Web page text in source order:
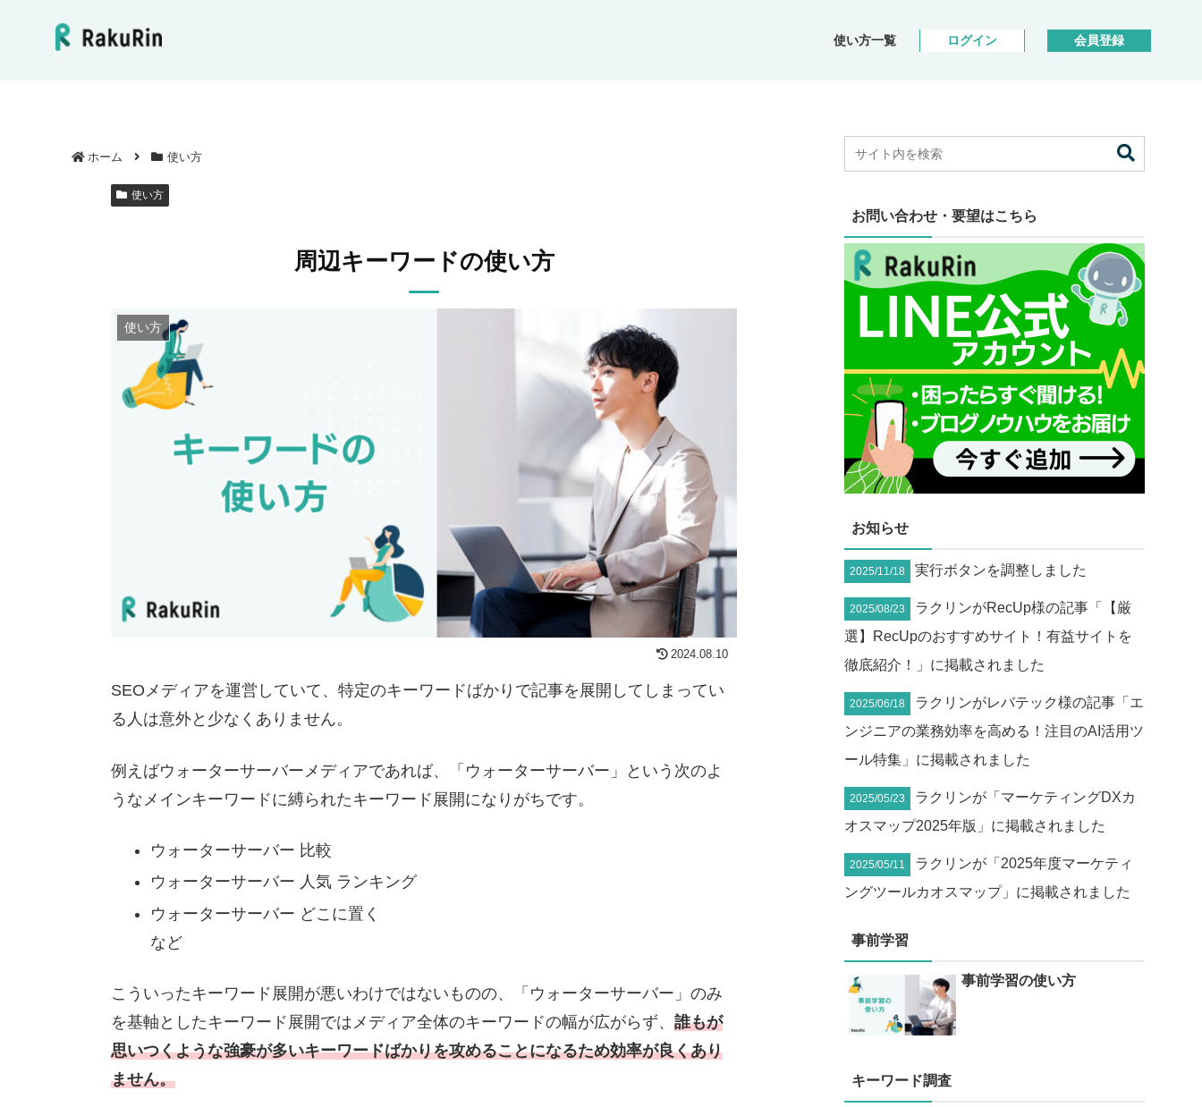
使い方一覧 ログイン 会員登録
ホーム 使い方
使い方
周辺キーワードの使い方
使い方
2024.08.10
SEOメディアを運営していて、特定のキーワードばかりで記事を展開してしまってい
る人は意外と少なくありません。
例えばウォーターサーバーメディアであれば、「ウォーターサーバー」という次のよ
うなメインキーワードに縛られたキーワード展開になりがちです。
ウォーターサーバー 比較
ウォーターサーバー 人気 ランキング
ウォーターサーバー どこに置く
など
こういったキーワード展開が悪いわけではないものの、「ウォーターサーバー」のみ
を基軸としたキーワード展開ではメディア全体のキーワードの幅が広がらず、 誰もが
思いつくような強豪が多いキーワードばかりを攻めることになるため効率が良くあり
ません。
お問い合わせ・要望はこちら
お知らせ
2025/11/18 実行ボタンを調整しました
2025/08/23
ラクリンがRecUp様の記事「【厳
選】RecUpのおすすめサイト！有益サイトを
徹底紹介！」に掲載されました
2025/06/18
ラクリンがレバテック様の記事「エ
ンジニアの業務効率を高める！注目のAI活用ツ
ール特集」に掲載されました
2025/05/23
ラクリンが「マーケティングDXカ
オスマップ2025年版」に掲載されました
2025/05/11
ラクリンが「2025年度マーケティ
ングツールカオスマップ」に掲載されました
事前学習
事前学習の使い方
キーワード調査